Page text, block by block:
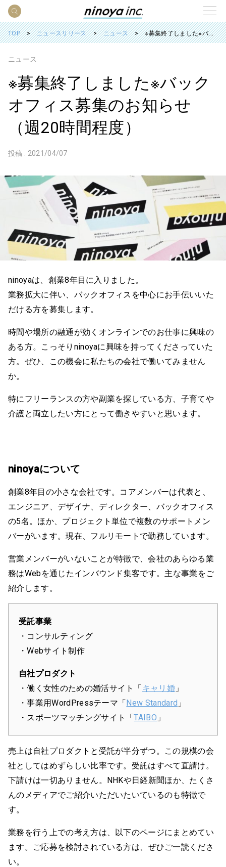
TOP ニュースリリース ニュース ※募集終了しました※バックオフィス募集のお知らせ（週20時間程度）
ニュース
※募集終了しました※バック
オフィス募集のお知らせ
（週20時間程度）
投稿 : 2021/04/07
ninoyaは、創業8年目に入りました。
業務拡大に伴い、バックオフィスを中心にお手伝いいた
だける方を募集します。
時間や場所の融通が効くオンラインでのお仕事に興味の
ある方。こっそりninoyaに興味を持ってくださっていた
方。ぜひ、この機会に私たちの会社で働いてみません
か。
特にフリーランスの方や副業を探している方、子育てや
介護と両立したい方にとって働きやすいと思います。
ninoyaについて
創業8年目の小さな会社です。コアメンバーは代表と、
エンジニア、デザイナ、ディレクター、バックオフィス
の5名。ほか、プロジェクト単位で複数のサポートメン
バーがいます。現在、フルリモートで勤務しています。
営業メンバーがいないことが特徴で、会社のあらゆる業
務はWebを通じたインバウンド集客です。主な事業をご
紹介します。
受託事業
・コンサルティング
・Webサイト制作
自社プロダクト
・働く女性のための婚活サイト「キャリ婚 」
・事業用WordPressテーマ「New Standard 」
・スポーツマッチングサイト「TAIBO 」
売上は自社プロダクトと受託が半分ずつ。この規模の会
社としてはめずらしい比率です。受託はすべて直請け。
下請けは一切ありません。NHKや日経新聞ほか、たくさ
んのメディアでご紹介いただいたいているのも特徴で
す。
業務を行う上での考え方は、以下のページにまとめてい
ます。ご応募を検討されている方は、ぜひご一読くださ
い。